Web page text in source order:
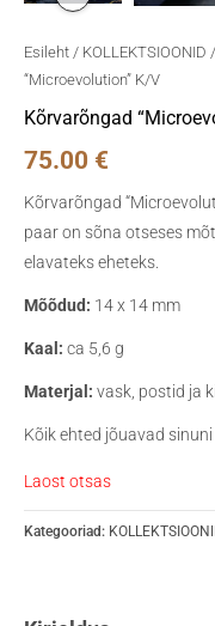
Esileht / KOLLEKTSIOONID /
“Microevolution” K/V
Kõrvarõngad
75.00 €
Kõrvarõngad
paar on sõna otseses
elavateks eheteks.
Mõõdud: 14 x 14 mm
Kaal: ca 5,6 g
Materjal: vask, postid ja
Kõik ehted jõuavad
Laost otsas
Kategooriad: